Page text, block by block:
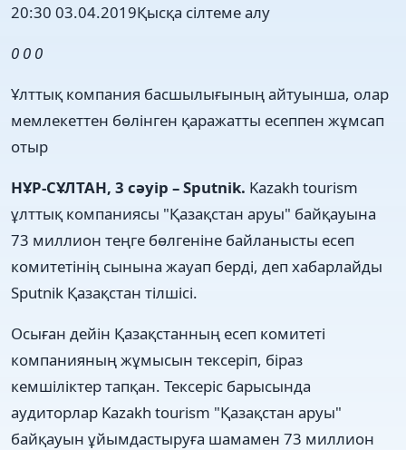
20:30 03.04.2019Қысқа сілтеме алу
0 0 0
Ұлттық компания басшылығының айтуынша, олар
мемлекеттен бөлінген қаражатты есеппен жұмсап
отыр
НҰР-СҰЛТАН, 3 сәуір – Sputnik. Kazakh tourism
ұлттық компаниясы "Қазақстан аруы" байқауына
73 миллион теңге бөлгеніне байланысты есеп
комитетінің сынына жауап берді, деп хабарлайды
Sputnik Қазақстан тілшісі.
Осыған дейін Қазақстанның есеп комитеті
компанияның жұмысын тексеріп, біраз
кемшіліктер тапқан. Тексеріс барысында
аудиторлар Kazakh tourism "Қазақстан аруы"
байқауын ұйымдастыруға шамамен 73 миллион